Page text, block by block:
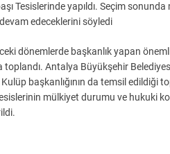
Tesislerinde yapıldı. Seçim
edeceklerini söyledi
dönemlerde başkanlık yapan
Antalya Büyükşehir
başkanlığının da temsil edildiği
mülkiyet durumu ve hukuki